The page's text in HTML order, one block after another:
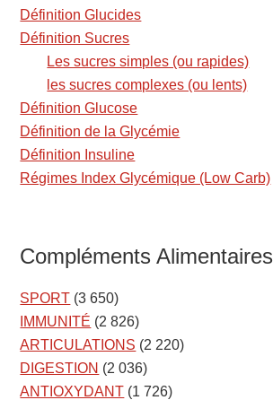
Définition Glucides
Définition Sucres
Les sucres simples (ou rapides)
les sucres complexes (ou lents)
Définition Glucose
Définition de la Glycémie
Définition Insuline
Régimes Index Glycémique (Low Carb)
Compléments Alimentaires
SPORT (3 650)
IMMUNITÉ (2 826)
ARTICULATIONS (2 220)
DIGESTION (2 036)
ANTIOXYDANT (1 726)